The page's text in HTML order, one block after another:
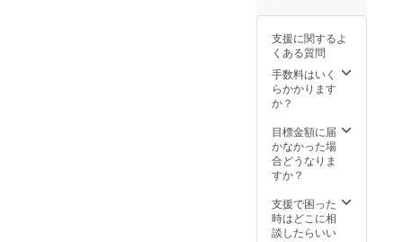
者より
感謝の
メッ
セージ
をお送
りいた
公式HP
にお名
前を掲
お名前
を掲載
させて
映像に
掲載 ※
上映前
に巨大
スク
リーン
がれま
す。 ※
こちら
に記入
がない
場合は
掲載 ※
上映前
に巨大
スク
リーン
にお名
す。 ※
こちら
からの
がない
場合は
掲載不
公式HP
前を掲
載 ※ 公
式HPに
お名前
を掲載
いただ
きま
す。 ※
支援
ず備考
欄にご
希望の
感謝の
セージ
をお送
りいた
しま
す。 ■
にお名
前を掲
載 ※ 公
式HPに
を掲載
させて
いただ
ンサー
載 公式
ホーム
ページ
にスポ
ンサー
クタグ
を貼り
付けま
す。 ■
ケット
３回分
＆ポッ
にスポ
タグ掲
載 公式
ホーム
ページ
にスポ
でリン
クタグ
を貼り
付けま
上映チ
ケット
３回分
から３
度。 ※
ランハ
ンシャ
HP →
http://ru
hun.co.j
p ■上映
前３０
秒程度
映 ※
上映前
にCM広
支援に関するよ
くある質問
手数料はいく
らかかります
か？
目標金額に届
かなかった場
合どうなりま
すか？
支援で困った
時はどこに相
談したらいい